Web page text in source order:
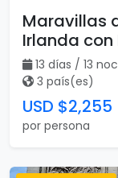
13 días
Irlanda con